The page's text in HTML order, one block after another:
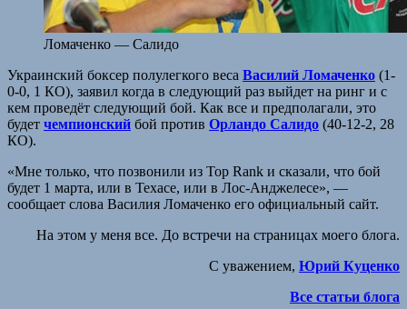
Ломаченко — Салидо
Украинский боксер полулегкого веса Василий Ломаченко (1-
0-0, 1 КО), заявил когда в следующий раз выйдет на ринг и с
кем проведёт следующий бой. Как все и предполагали, это
будет чемпионский бой против Орландо Салидо (40-12-2, 28
КО).
«Мне только, что позвонили из Top Rank и сказали, что бой
будет 1 марта, или в Техасе, или в Лос-Анджелесе», —
сообщает слова Василия Ломаченко его официальный сайт.
На этом у меня все. До встречи на страницах моего блога.
С уважением, Юрий Куценко
Все статьи блога